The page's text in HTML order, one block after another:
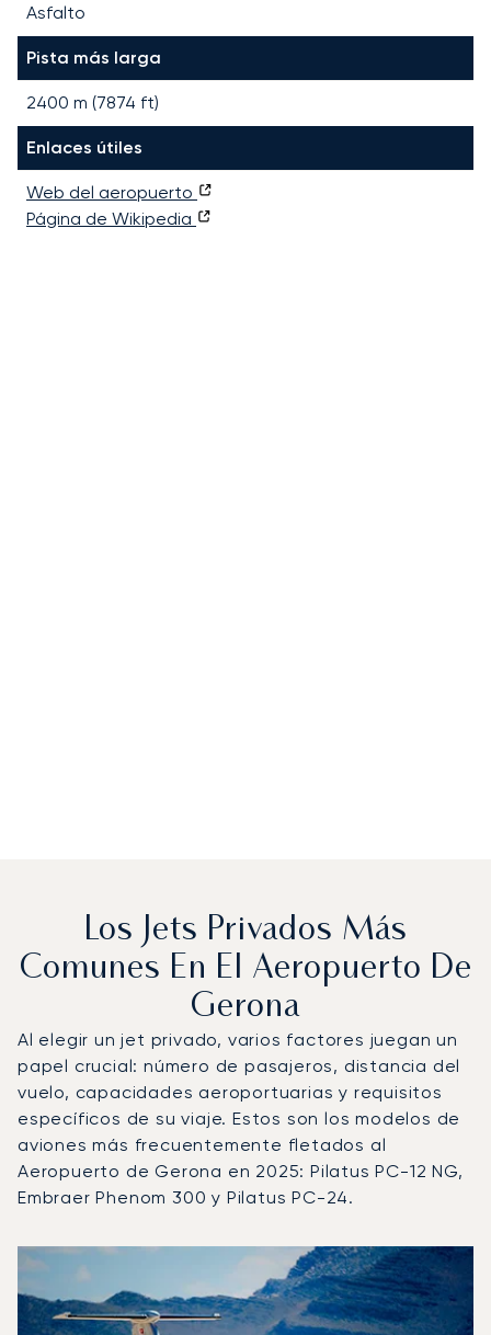
Asfalto
Pista más larga
2400 m (7874 ft)
Enlaces útiles
Web del aeropuerto
Página de Wikipedia
Los Jets Privados Más
Comunes En El Aeropuerto De
Gerona
Al elegir un jet privado, varios factores juegan un
papel crucial: número de pasajeros, distancia del
vuelo, capacidades aeroportuarias y requisitos
específicos de su viaje. Estos son los modelos de
aviones más frecuentemente fletados al
Aeropuerto de Gerona en 2025: Pilatus PC-12 NG,
Embraer Phenom 300 y Pilatus PC-24.
Foto de la aeronave
Modelo de aeronave
Asientos
Velocidad (km/h)
Velocidad (nudos) Autonomía
Autonomía (NM)